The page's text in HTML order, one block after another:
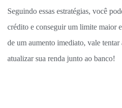
Seguindo essas estratégias, você
crédito e conseguir um limite maior
de um aumento imediato, vale
atualizar sua renda junto ao banco!